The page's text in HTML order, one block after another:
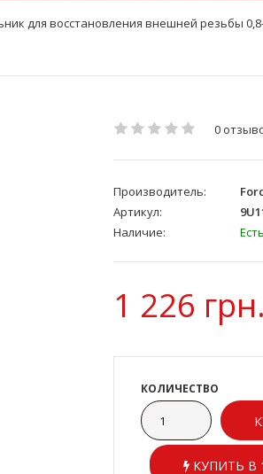
для восстановления внешней резьбы 0,8-
0
Производитель:
Артикул:
Наличие:
1 226 грн.
КОЛИЧЕСТВО
КУПИТЬ В